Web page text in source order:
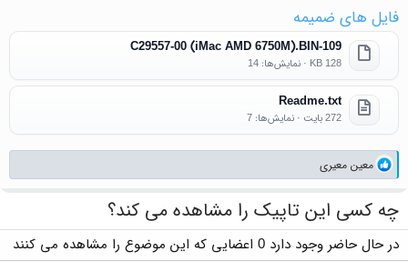
فایل های ضمیمه
109-C29557-00 (iMac AMD 6750M).BIN
128 KB · نمایش‌ها: 14
Readme.txt
272 بایت · نمایش‌ها: 7
واکنش‌ها:
معین معیری
چه کسی این تاپیک را مشاهده می کند؟
در حال حاضر وجود دارد 0 اعضایی که این موضوع را مشاهده می کنند